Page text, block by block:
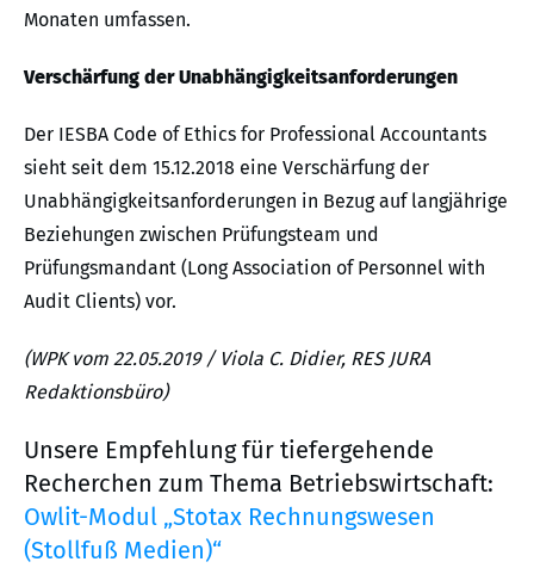
Monaten umfassen.
Verschärfung der Unabhängigkeitsanforderungen
Der IESBA Code of Ethics for Professional Accountants
sieht seit dem 15.12.2018 eine Verschärfung der
Unabhängigkeitsanforderungen in Bezug auf langjährige
Beziehungen zwischen Prüfungsteam und
Prüfungsmandant (Long Association of Personnel with
Audit Clients) vor.
(WPK vom 22.05.2019 / Viola C. Didier, RES JURA
Redaktionsbüro)
Unsere Empfehlung für tiefergehende
Recherchen zum Thema Betriebswirtschaft:
Owlit-Modul „Stotax Rechnungswesen
(Stollfuß Medien)“